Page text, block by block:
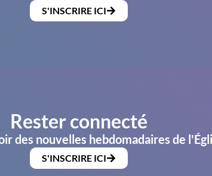
S'INSCRIRE ICI
Rester connecté
des nouvelles hebdomadaires de
S'INSCRIRE ICI